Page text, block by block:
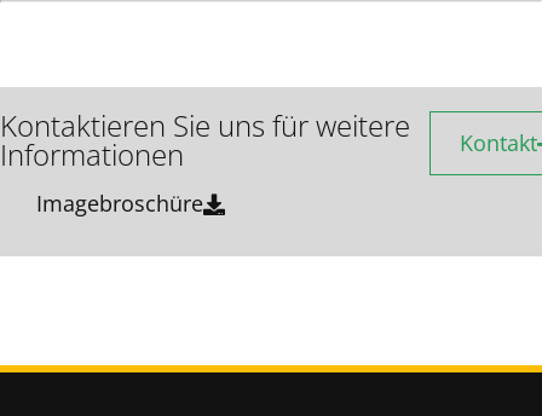
Kontaktieren Sie uns für weitere
Informationen Kontakt
Imagebroschüre